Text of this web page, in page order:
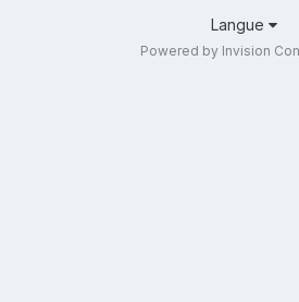
Langue
Powered by Invision